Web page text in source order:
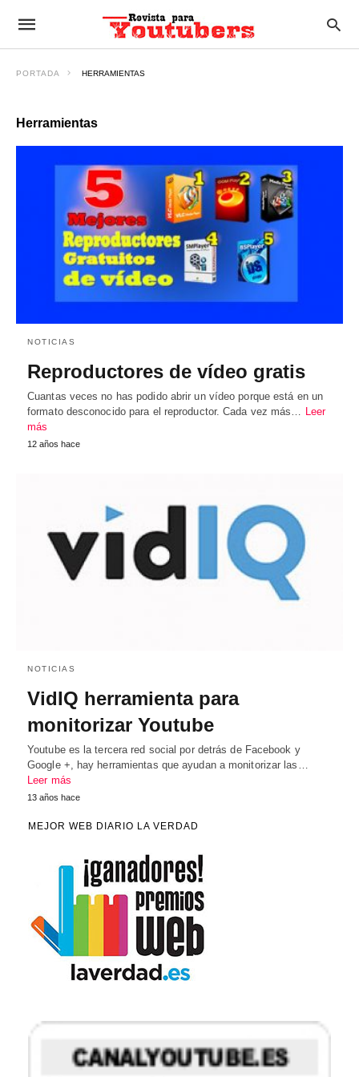
PORTADA HERRAMIENTAS
Herramientas
NOTICIAS
Reproductores de vídeo gratis
Cuantas veces no has podido abrir un vídeo porque está en un
formato desconocido para el reproductor. Cada vez más… Leer
más
12 años hace
NOTICIAS
VidIQ herramienta para
monitorizar Youtube
Youtube es la tercera red social por detrás de Facebook y
Google +, hay herramientas que ayudan a monitorizar las…
Leer más
13 años hace
MEJOR WEB DIARIO LA VERDAD